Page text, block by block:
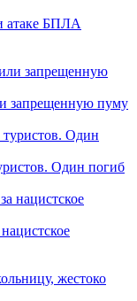
атаке БПЛА
запрещенную пуму
Один погиб